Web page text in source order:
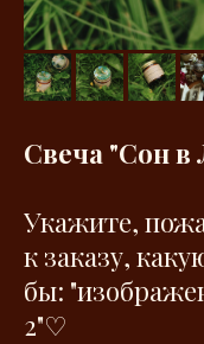
Свеча "Сон
Укажите,
к заказу,
бы:
2"♡